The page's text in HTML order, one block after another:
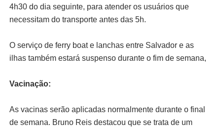
4h30 do dia seguinte, para atender os usuários que
necessitam do transporte antes das 5h.
O serviço de ferry boat e lanchas entre Salvador e as
ilhas também estará suspenso durante o fim de semana,
Vacinação:
As vacinas serão aplicadas normalmente durante o final
de semana. Bruno Reis destacou que se trata de um